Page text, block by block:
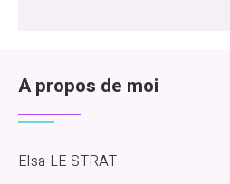
A propos de moi
Elsa LE STRAT